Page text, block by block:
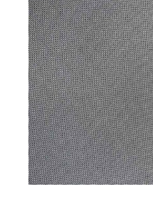
SELECT